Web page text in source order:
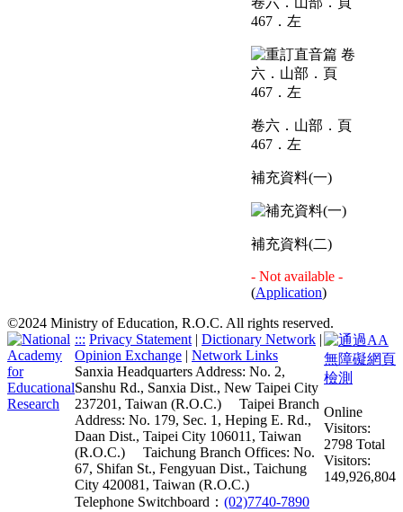
467．左
卷六．山部．頁
467．左
補充資料(一)
補充資料(二)
- Not available -
(Application)
©2024 Ministry of Education, R.O.C. All rights reserved.
::: Privacy Statement | Dictionary Network |
Opinion Exchange | Network Links
Sanxia Headquarters Address: No. 2,
Sanshu Rd., Sanxia Dist., New Taipei City
237201, Taiwan (R.O.C.)
Taipei Branch
Address: No. 179, Sec. 1, Heping E. Rd.,
Daan Dist., Taipei City 106011, Taiwan
(R.O.C.)
Taichung Branch Offices: No.
67, Shifan St., Fengyuan Dist., Taichung
City 420081, Taiwan (R.O.C.)
Telephone Switchboard： (02)7740-7890
Online
Visitors:
2798 Total
Visitors:
149,926,804